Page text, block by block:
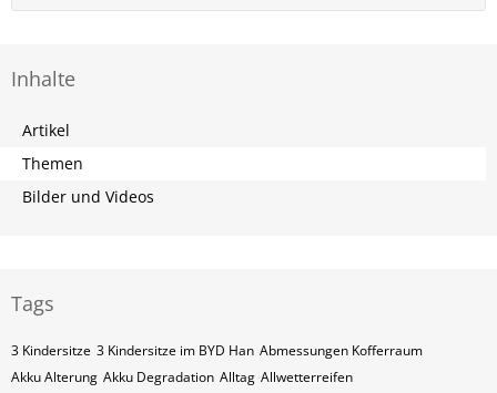
Inhalte
Artikel
Themen
Bilder und Videos
Tags
3 Kindersitze 3 Kindersitze im BYD Han Abmessungen Kofferraum
Akku Alterung Akku Degradation Alltag Allwetterreifen